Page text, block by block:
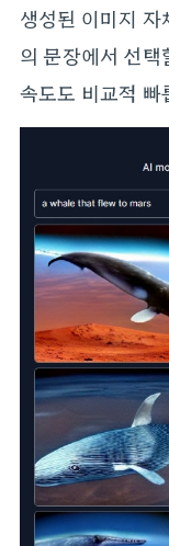
생성된 이미지
의 문장에서 선
속도도 비교적 빠